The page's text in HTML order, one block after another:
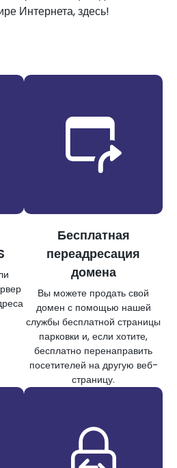
Интернета, здесь!
Бесплатная
переадресация
домена
Вы можете продать свой
домен с помощью нашей
службы бесплатной страницы
парковки и, если хотите,
бесплатно перенаправить
посетителей на другую веб-
страницу.